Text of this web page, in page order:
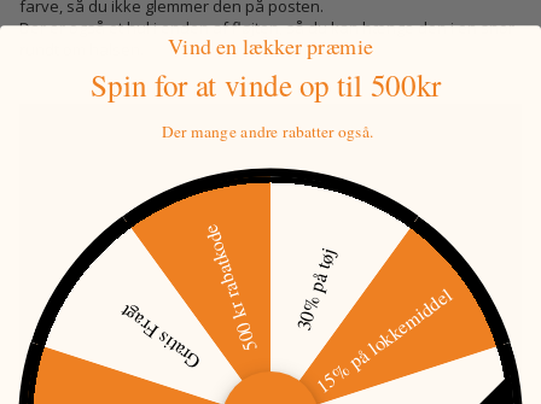
farve, så du ikke glemmer den på posten.
Der er også et hul i enden af fløjten, så du kan hænge den i en snor
Vind en lækker præmie
Spin for at vindeop til 500kr
Der mange andre rabatter også.
30% på tøj
15% på lokkemiddel
Gratis Fragt500 kr rabatkode